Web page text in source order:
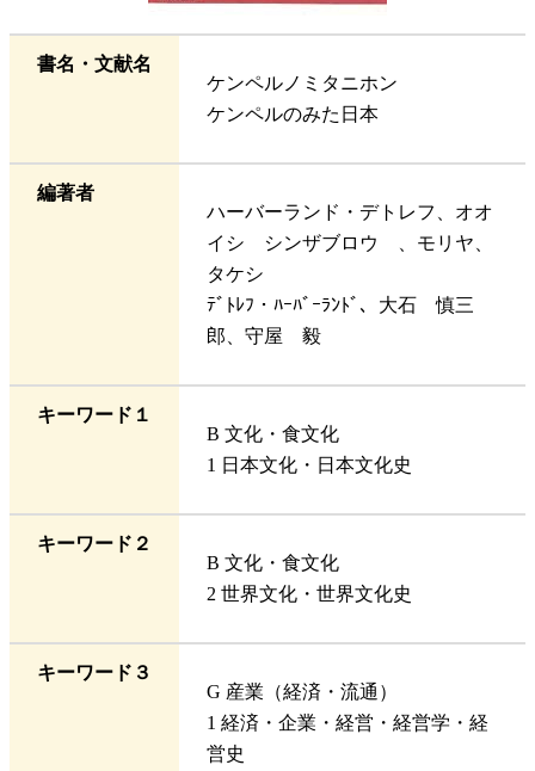
書名・文献名
ケンペルノミタニホン
ケンペルのみた日本
編著者
ハーバーランド・デトレフ、オオ
イシ シンザブロウ 、モリヤ、
タケシ
ﾃﾞﾄﾚﾌ・ﾊｰﾊﾞｰﾗﾝﾄﾞ、大石 慎三
郎、守屋 毅
キーワード１
B 文化・食文化
1 日本文化・日本文化史
キーワード２
B 文化・食文化
2 世界文化・世界文化史
キーワード３
G 産業（経済・流通）
1 経済・企業・経営・経営学・経
営史